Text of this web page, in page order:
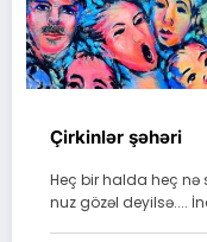
Çirkinlər şəhəri
Heç bir halda heç nə
nuz gözəl deyilsə....